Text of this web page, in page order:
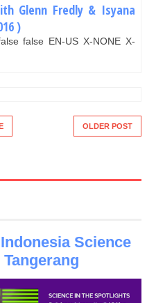
Glenn Fredly & Isyana
)
false EN-US X-NONE X-
OLDER POST
Science